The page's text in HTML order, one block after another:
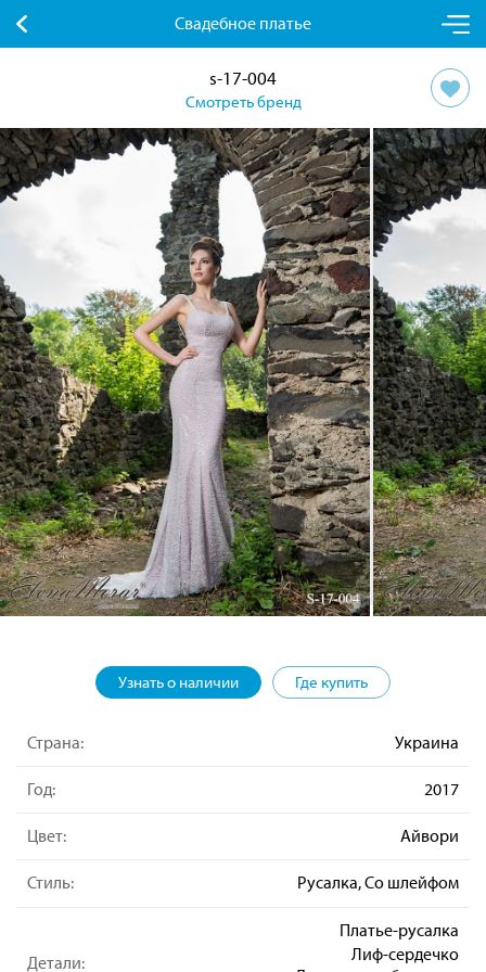
Свадебное платье
s-17-004
Смотреть бренд
Узнать о наличии Где купить
Страна: Украина
Год: 2017
Цвет: Айвори
Стиль: Русалка, Со шлейфом
Детали:
Платье-русалка
Лиф-сердечко